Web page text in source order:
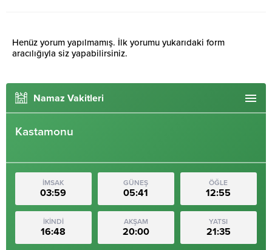
Henüz yorum yapılmamış. İlk yorumu yukarıdaki form
aracılığıyla siz yapabilirsiniz.
Namaz Vakitleri
Kastamonu
İMSAK
03:59
GÜNEŞ
05:41
ÖĞLE
12:55
İKİNDİ
16:48
AKŞAM
20:00
YATSI
21:35